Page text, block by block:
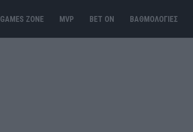
GAMES ΖΟΝΕ MVP BET ΟΝ ΒΑΘΜΟΛΟΓΙΕΣ